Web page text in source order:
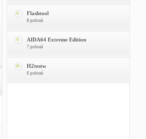
8 Flashtool
8 pobrań
9 AIDA64 Extreme Edition
7 pobrań
10 H2testw
6 pobrań